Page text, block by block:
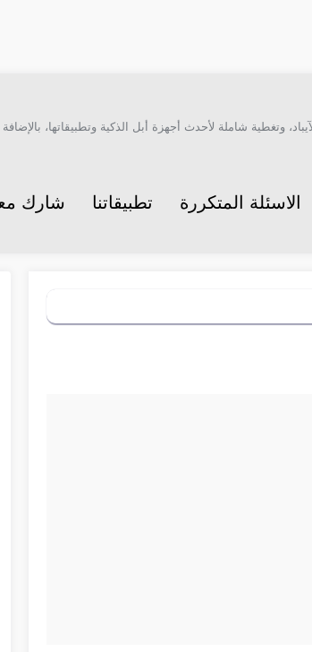
وتغطية شاملة لأحدث أجهزة أبل الذكية وتطبيقاتها،
الاسئلة المتكررة تطبيقاتنا شارك